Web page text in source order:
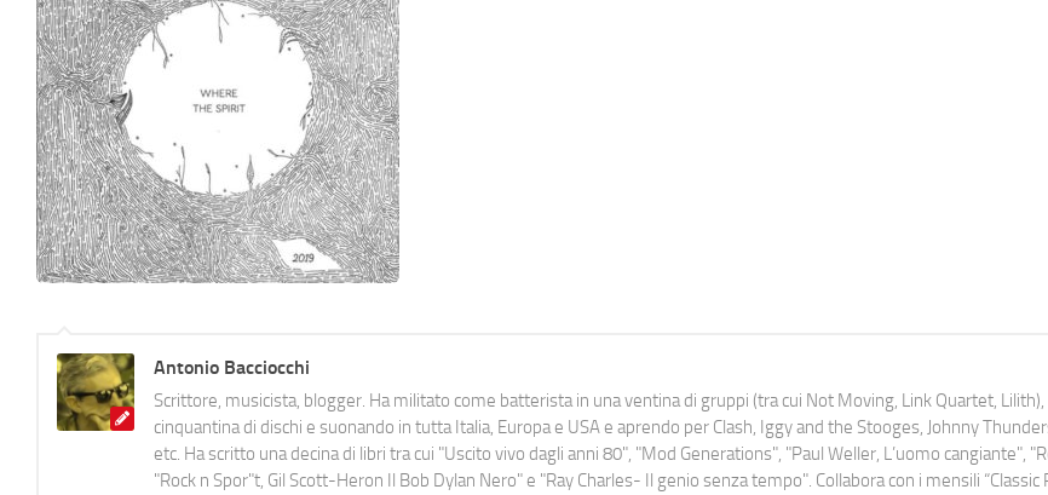
Antonio Bacciocchi
Scrittore, musicista, blogger. Ha militato come batterista in una ventina di gruppi (tra cui Not Moving, Link Quartet,
cinquantina di dischi e suonando in tutta Italia, Europa e USA e aprendo per Clash, Iggy and the Stooges, Johnny
etc. Ha scritto una decina di libri tra cui "Uscito vivo dagli anni 80", "Mod Generations", "Paul Weller, L’uomo cangiante",
"Rock n Spor"t, Gil Scott-Heron Il Bob Dylan Nero" e "Ray Charles- Il genio senza tempo". Collabora con i mensili “Classic